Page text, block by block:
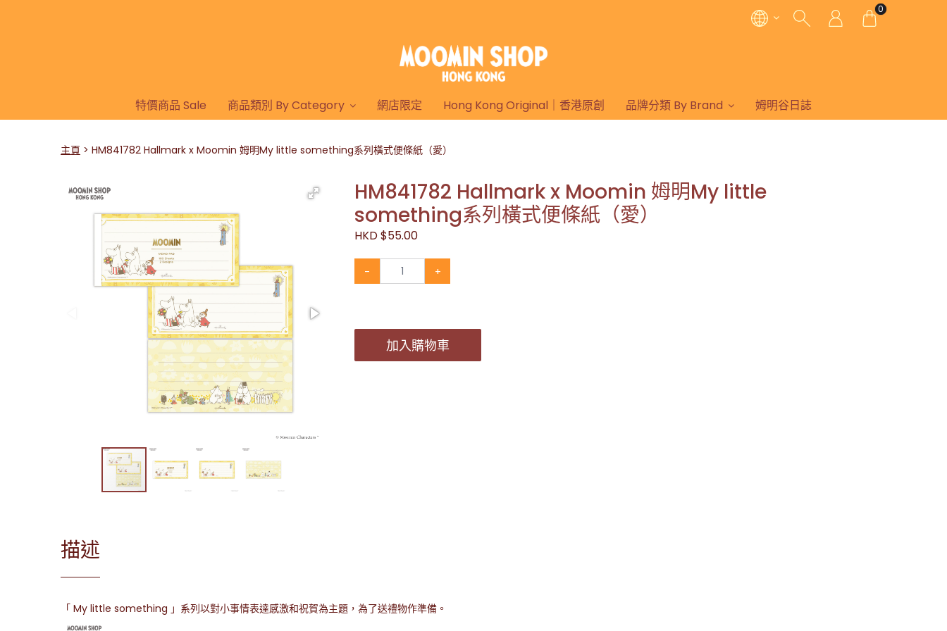
0
特價商品 Sale 商品類別 By Category 網店限定 Hong Kong Original｜香港原創 品牌分類 By Brand 姆明谷日誌
主頁 HM841782 Hallmark x Moomin 姆明My little something系列橫式便條紙（愛）
HM841782 Hallmark x Moomin 姆明My little
something系列橫式便條紙（愛）
HKD $55.00
- +
加入購物車
描述
「 My little something 」系列以對小事情表達感激和祝賀為主題，為了送禮物作準備。